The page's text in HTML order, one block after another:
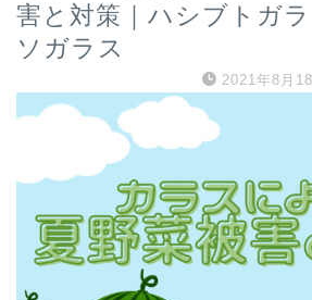
害と対策｜ハシブトガ
ソガラス
2021年8月18